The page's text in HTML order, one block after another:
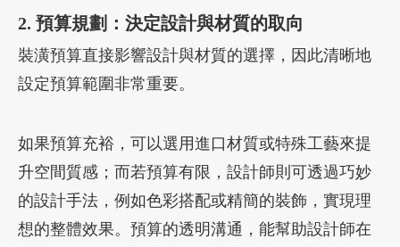
2. 預算規劃：決定設計與材質的取向
裝潢預算直接影響設計與材質的選擇，因此清晰地
設定預算範圍非常重要。
如果預算充裕，可以選用進口材質或特殊工藝來提
升空間質感；而若預算有限，設計師則可透過巧妙
的設計手法，例如色彩搭配或精簡的裝飾，實現理
想的整體效果。預算的透明溝通，能幫助設計師在